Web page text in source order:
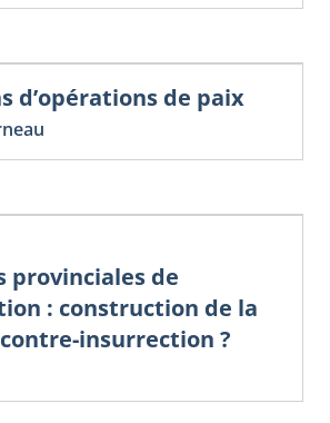
d’opérations de paix
provinciales de
: construction de la
insurrection ?